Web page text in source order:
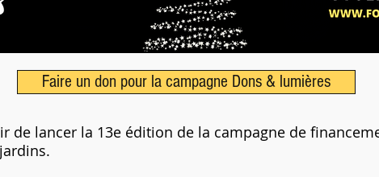
Faire un don pour la campagne Dons & lumières
de lancer la 13e édition de la campagne de